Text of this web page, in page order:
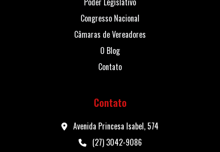
Congresso Nacional
Câmaras de Vereadores
O Blog
Contato
Contato
Avenida Princesa Isabel, 574
(27) 3042-9086